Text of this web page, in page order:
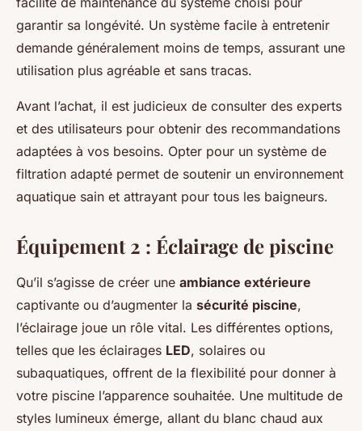
garantir sa longévité. Un système facile à entretenir
demande généralement moins de temps, assurant une
utilisation plus agréable et sans tracas.
Avant l’achat, il est judicieux de consulter des experts
et des utilisateurs pour obtenir des recommandations
adaptées à vos besoins. Opter pour un système de
filtration adapté permet de soutenir un environnement
aquatique sain et attrayant pour tous les baigneurs.
Équipement 2 : Éclairage de piscine
Qu’il s’agisse de créer une ambiance extérieure
captivante ou d’augmenter la sécurité piscine,
l’éclairage joue un rôle vital. Les différentes options,
telles que les éclairages LED, solaires ou
subaquatiques, offrent de la flexibilité pour donner à
votre piscine l’apparence souhaitée. Une multitude de
styles lumineux émerge, allant du blanc chaud aux